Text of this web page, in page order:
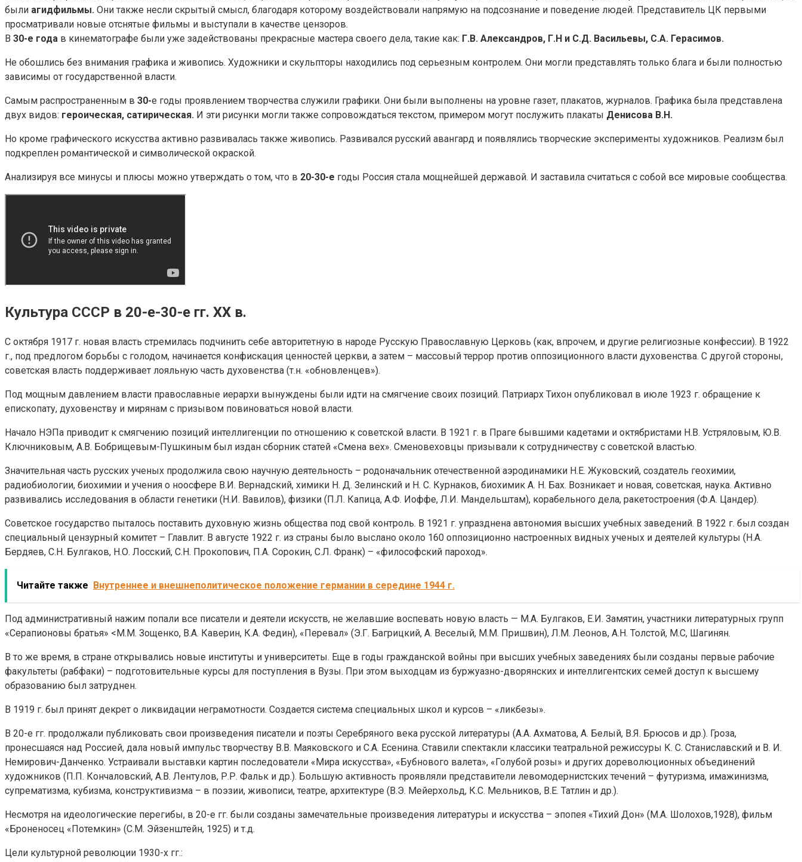
были агидфильмы. Они также несли скрытый смысл, благодаря которому воздействовали напрямую на подсознание и поведение людей. Представитель ЦК первыми
просматривали новые отснятые фильмы и выступали в качестве цензоров.
В 30-е года в кинематографе были уже задействованы прекрасные мастера своего дела, такие как: Г.В. Александров, Г.Н и С.Д. Васильевы, С.А. Герасимов.
Не обошлись без внимания графика и живопись. Художники и скульпторы находились под серьезным контролем. Они могли представлять только блага и были полностью
зависимы от государственной власти.
Самым распространенным в 30-е годы проявлением творчества служили графики. Они были выполнены на уровне газет, плакатов, журналов. Графика была представлена
двух видов: героическая, сатирическая. И эти рисунки могли также сопровождаться текстом, примером могут послужить плакаты Денисова В.Н.
Но кроме графического искусства активно развивалась также живопись. Развивался русский авангард и появлялись творческие эксперименты художников. Реализм был
подкреплен романтической и символической окраской.
Анализируя все минусы и плюсы можно утверждать о том, что в 20-30-е годы Россия стала мощнейшей державой. И заставила считаться с собой все мировые сообщества.
Культура СССР в 20-е-30-е гг. XX в.
С октября 1917 г. новая власть стремилась подчинить себе авторитетную в народе Русскую Православную Церковь (как, впрочем, и другие религиозные конфессии). В 1922
г., под предлогом борьбы с голодом, начинается конфискация ценностей церкви, а затем – массовый террор против оппозиционного власти духовенства. С другой стороны,
советская власть поддерживает лояльную часть духовенства (т.н. «обновленцев»).
Под мощным давлением власти православные иерархи вынуждены были идти на смягчение своих позиций. Патриарх Тихон опубликовал в июле 1923 г. обращение к
епископату, духовенству и мирянам с призывом повиноваться новой власти.
Начало НЭПа приводит к смягчению позиций интеллигенции по отношению к советской власти. В 1921 г. в Праге бывшими кадетами и октябристами Н.В. Устряловым, Ю.В.
Ключниковым, А.В. Бобрищевым-Пушкиным был издан сборник статей «Смена вех». Сменовеховцы призывали к сотрудничеству с советской властью.
Значительная часть русских ученых продолжила свою научную деятельность – родоначальник отечественной аэродинамики Н.Е. Жуковский, создатель геохимии,
радиобиологии, биохимии и учения о ноосфере В.И. Вернадский, химики Н. Д. Зелинский и Н. С. Курнаков, биохимик А. Н. Бах. Возникает и новая, советская, наука. Активно
развивались исследования в области генетики (Н.И. Вавилов), физики (П.Л. Капица, А.Ф. Иоффе, Л.И. Мандельштам), корабельного дела, ракетостроения (Ф.А. Цандер).
Советское государство пыталось поставить духовную жизнь общества под свой контроль. В 1921 г. упразднена автономия высших учебных заведений. В 1922 г. был создан
специальный цензурный комитет – Главлит. В августе 1922 г. из страны было выслано около 160 оппозиционно настроенных видных ученых и деятелей культуры (Н.А.
Бердяев, С.Н. Булгаков, Н.О. Лосский, С.Н. Прокопович, П.А. Сорокин, С.Л. Франк) – «философский пароход».
Читайте также Внутреннее и внешнеполитическое положение германии в середине 1944 г.
Под административный нажим попали все писатели и деятели искусств, не желавшие воспевать новую власть — М.А. Булгаков, Е.И. Замятин, участники литературных групп
«Серапионовы братья» <М.М. Зощенко, В.А. Каверин, К.А. Федин), «Перевал» (Э.Г. Багрицкий, А. Веселый, М.М. Пришвин), Л.М. Леонов, А.Н. Толстой, М.С, Шагинян.
В то же время, в стране открывались новые институты и университеты. Еще в годы гражданской войны при высших учебных заведениях были созданы первые рабочие
факультеты (рабфаки) – подготовительные курсы для поступления в Вузы. При этом выходцам из буржуазно-дворянских и интеллигентских семей доступ к высшему
образованию был затруднен.
В 1919 г. был принят декрет о ликвидации неграмотности. Создается система специальных школ и курсов – «ликбезы».
В 20-е гг. продолжали публиковать свои произведения писатели и поэты Серебряного века русской литературы (А.А. Ахматова, А. Белый, В.Я. Брюсов и др.). Гроза,
пронесшаяся над Россией, дала новый импульс творчеству В.В. Маяковского и С.А. Есенина. Ставили спектакли классики театральной режиссуры К. С. Станиславский и В. И.
Немирович-Данченко. Устраивали выставки картин последователи «Мира искусства», «Бубнового валета», «Голубой розы» и других дореволюционных объединений
художников (П.П. Кончаловский, А.В. Лентулов, Р.Р. Фальк и др.). Большую активность проявляли представители левомодернистских течений – футуризма, имажинизма,
супрематизма, кубизма, конструктивизма – в поэзии, живописи, театре, архитектуре (В.Э. Мейерхольд, К.С. Мельников, В.Е. Татлин и др.).
Несмотря на идеологические перегибы, в 20-е гг. были созданы замечательные произведения литературы и искусства – эпопея «Тихий Дон» (М.А. Шолохов,1928), фильм
«Броненосец «Потемкин» (С.М. Эйзенштейн, 1925) и т.д.
Цели культурной революции 1930-х гг.: